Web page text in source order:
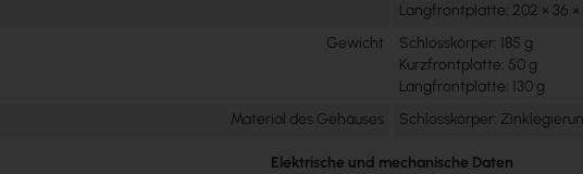
Langfrontplatte: 202 × 36 ×
Gewicht
Schlosskörper: 185 g
Kurzfrontplatte: 50 g
Langfrontplatte: 130 g
Material des Gehäuses
Schlosskörper:
Elektrische und mechanische Daten